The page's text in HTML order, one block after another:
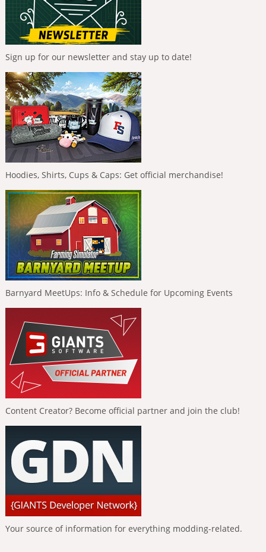
Sign up for our newsletter and stay up to date!
Hoodies, Shirts, Cups & Caps: Get official merchandise!
Barnyard MeetUps: Info & Schedule for Upcoming Events
Content Creator? Become official partner and join the club!
Your source of information for everything modding-related.